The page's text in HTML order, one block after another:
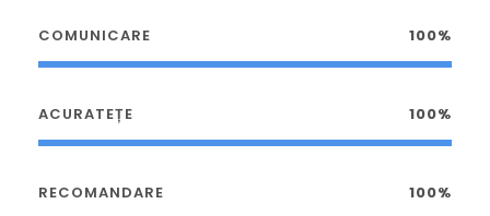
COMUNICARE 100%
ACURATEȚE 100%
RECOMANDARE 100%